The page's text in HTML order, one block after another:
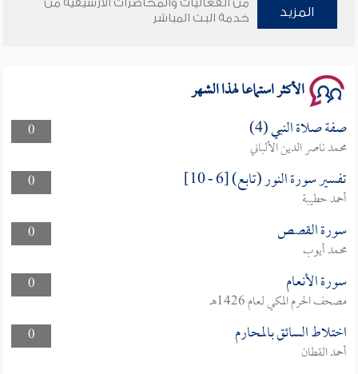
وأمنهم من خوف 9
المزيد
من الفعاليات والمحاضرات الأرشيفية من
خدمة البث المباشر
الأكثر استماعا لهذا الشهر
0 صفة صلاة النبي (4)
محمد ناصر الدين الألباني
0
تفسير سورة النور (تابع) [6 - 10]
أحمد حطيبة
0
سورة القصص
محمد أيوب
0
سورة الأنعام
مصحف الحرم المكي لعام 1426هـ
0
اختلاط السائق بالمحارم
أحمد القطان